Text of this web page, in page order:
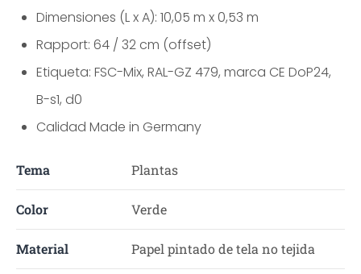
Dimensiones (L x A): 10,05 m x 0,53 m
Rapport: 64 / 32 cm (offset)
Etiqueta: FSC-Mix, RAL-GZ 479, marca CE DoP24,
B-s1, d0
Calidad Made in Germany
Tema Plantas
Color Verde
Material Papel pintado de tela no tejida